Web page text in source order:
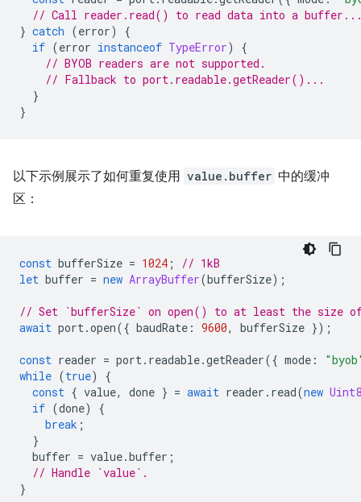
// Call reader.read() to read data into a
} catch (error)
{
if (error instanceof TypeError)
{
// BYOB readers are not supported.
// Fallback to port.readable.getReader()...
}
}
以下示例展示了如何重复使用 value.buffer 中的缓冲
区：
const bufferSize = 1024 ;
// 1kB
let buffer = new ArrayBuffer(bufferSize);
// Set `bufferSize` on open() to at least the size
await port.open({ baudRate : 9600, bufferSize });
const reader = port. readable.getReader({ mode :
while (true)
{
const { value, done } = await reader . read(new
if (done)
{
break ;
}
buffer = value.buffer ;
// Handle `value`.
}